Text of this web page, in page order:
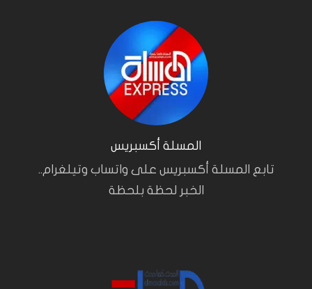
المسلة أكسبريس
تابع المسلة أكسبريس على واتساب وتيلغرام..
الخبر لحظة بلحظة